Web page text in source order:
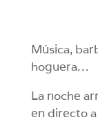
Música,
hoguera…
La noche
en directo